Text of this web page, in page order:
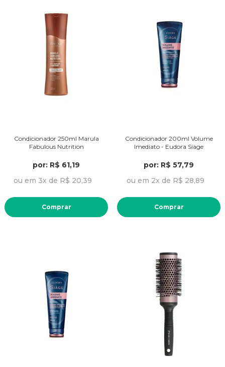
Condicionador 250ml Marula
Fabulous Nutrition
por: R$ 61,19
ou em 3x de R$ 20,39
Comprar
Condicionador 200ml Volume
Imediato - Eudora Siage
por: R$ 57,79
ou em 2x de R$ 28,89
Comprar